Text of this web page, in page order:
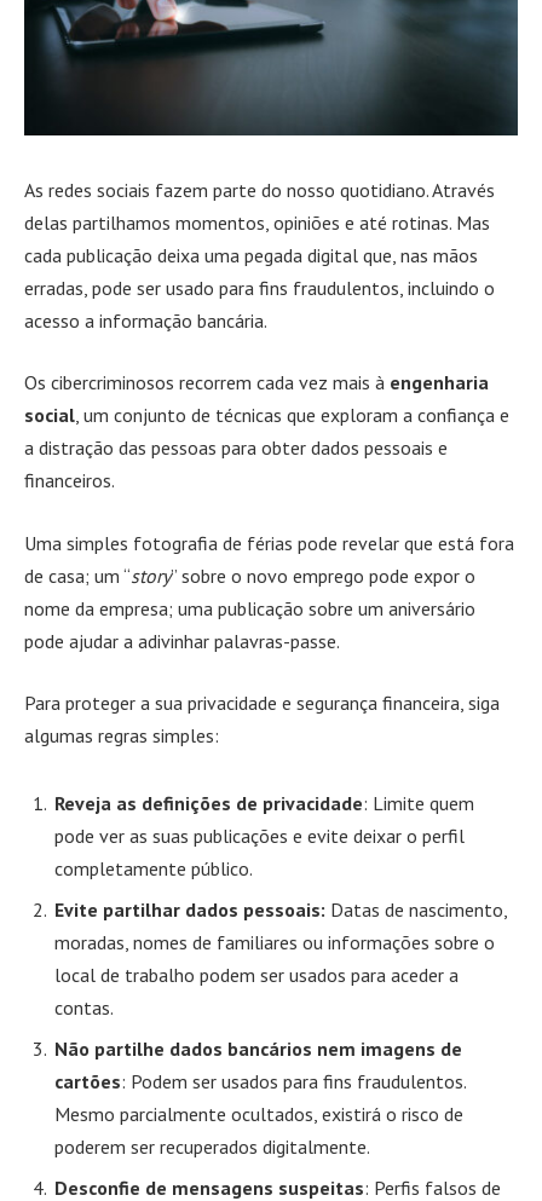
As redes sociais fazem parte do nosso quotidiano. Através
delas partilhamos momentos, opiniões e até rotinas. Mas
cada publicação deixa uma pegada digital que, nas mãos
erradas, pode ser usado para fins fraudulentos, incluindo o
acesso a informação bancária.
Os cibercriminosos recorrem cada vez mais à engenharia
social, um conjunto de técnicas que exploram a confiança e
a distração das pessoas para obter dados pessoais e
financeiros.
Uma simples fotografia de férias pode revelar que está fora
de casa; um “story” sobre o novo emprego pode expor o
nome da empresa; uma publicação sobre um aniversário
pode ajudar a adivinhar palavras-passe.
Para proteger a sua privacidade e segurança financeira, siga
algumas regras simples:
Reveja as definições de privacidade: Limite quem
pode ver as suas publicações e evite deixar o perfil
completamente público.
Evite partilhar dados pessoais: Datas de nascimento,
moradas, nomes de familiares ou informações sobre o
local de trabalho podem ser usados para aceder a
contas.
Não partilhe dados bancários nem imagens de
cartões: Podem ser usados para fins fraudulentos.
Mesmo parcialmente ocultados, existirá o risco de
poderem ser recuperados digitalmente.
Desconfie de mensagens suspeitas: Perfis falsos de